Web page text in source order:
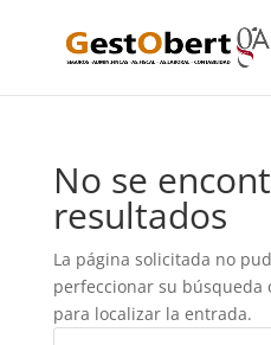
No se
resultados
La página solicitada no
perfeccionar su búsqueda
para localizar la entrada.